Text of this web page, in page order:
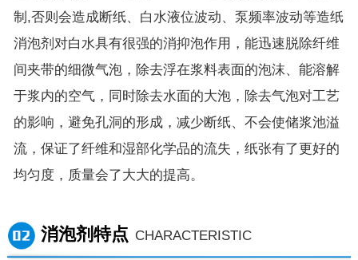
制,否则会造成断纸、白水液位波动、泵频率波动等造纸
消泡剂对白水具有很强的消抑泡作用，能迅速脱除纤维
间夹带的细微气泡，除去浮在浆料表面的泡沫、能溶解
于浆内的空气，同时除去水面的大泡，除去气泡对工艺
的影响，避免孔洞的形成，减少断纸、不会使储浆池溢
流，保证了纤维和湿部化学品的流失，纸张有了更好的
均匀度，质量会了大大的提高。
消泡剂特点 CHARACTERISTIC